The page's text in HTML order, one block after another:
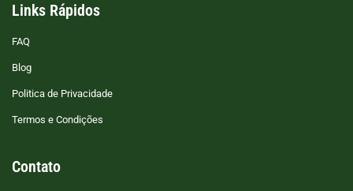
Links Rápidos
FAQ
Blog
Politica de Privacidade
Termos e Condições
Contato